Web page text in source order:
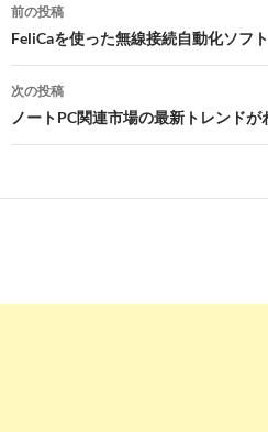
稿
ナ
ビ
ゲ
ー
ン
前の投稿
FeliCaを使った無線接続自動化ソフ
次の投稿
ノートPC関連市場の最新トレンド